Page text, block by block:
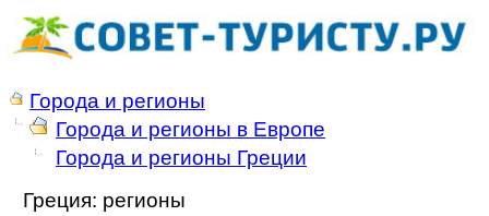
Города и регионы
Города и регионы в Европе
Города и регионы Греции
Греция: регионы